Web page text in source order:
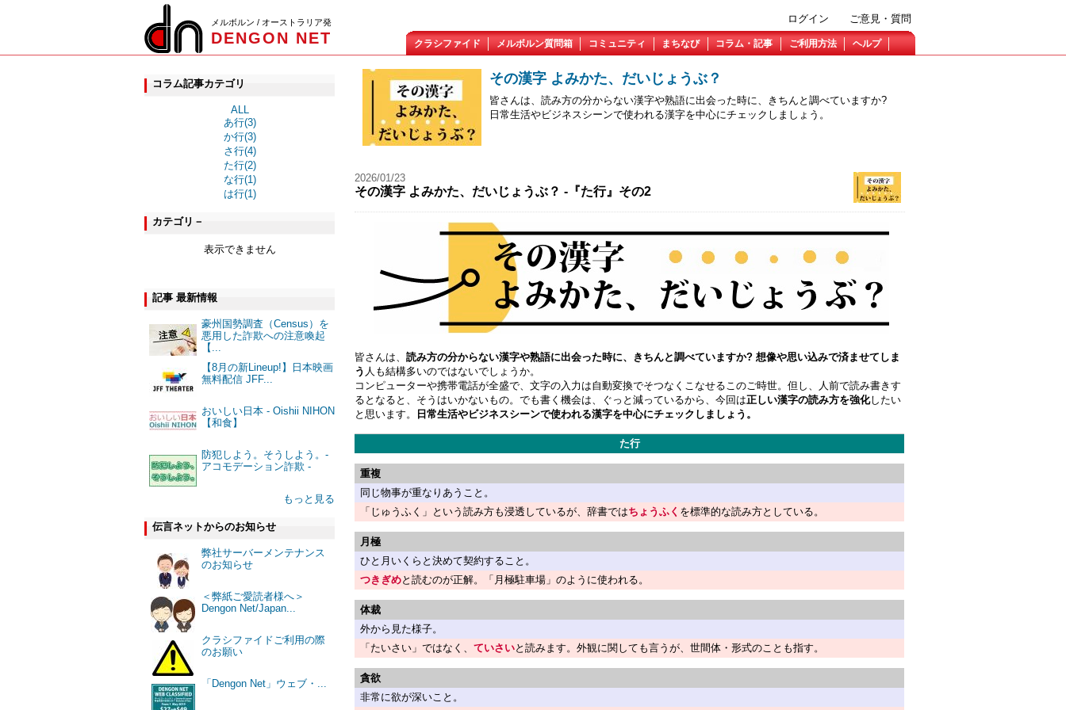
メルボルン / オーストラリア発
DENGON NET
ご意見・質問
ログイン
クラシファイド メルボルン質問箱 コミュニティ まちなび コラム・記事 ご利用方法 ヘルプ
コラム記事カテゴリ
ALL
あ行(3)
か行(3)
さ行(4)
た行(2)
な行(1)
は行(1)
カテゴリ－
表示できません
記事 最新情報
豪州国勢調査（Census）を
悪用した詐欺への注意喚起
【...
【8月の新Lineup!】日本映画
無料配信 JFF...
おいしい日本 - Oishii NIHON
【和食】
防犯しよう。そうしよう。-
アコモデーション詐欺 -
もっと見る
伝言ネットからのお知らせ
弊社サーバーメンテナンス
のお知らせ
＜弊紙ご愛読者様へ＞
Dengon Net/Japan...
クラシファイドご利用の際
のお願い
「Dengon Net」ウェブ・...
その漢字 よみかた、だいじょうぶ？
皆さんは、読み方の分からない漢字や熟語に出会った時に、きちんと調べていますか?
日常生活やビジネスシーンで使われる漢字を中心にチェックしましょう。
2026/01/23
その漢字 よみかた、だいじょうぶ？ -『た行』その2
皆さんは、 読み方の分からない漢字や熟語に出会った時に、きちんと調べていますか? 想像や思い込みで済ませてしま
う 人も結構多いのではないでしょうか。
コンピューターや携帯電話が全盛で、文字の入力は自動変換でそつなくこなせるこのご時世。但し、人前で読み書きす
るとなると、そうはいかないもの。でも書く機会は、ぐっと減っているから、今回は正しい漢字の読み方を強化したい
と思います。
日常生活やビジネスシーンで使われる漢字を中心にチェックしましょう。
た行
重複
同じ物事が重なりあうこと。
「じゅうふく」という読み方も浸透しているが、辞書ではちょうふく を標準的な読み方としている。
月極
ひと月いくらと決めて契約すること。
つきぎめと読むのが正解。「月極駐車場」のように使われる。
体裁
外から見た様子。
「たいさい」ではなく、 ていさいと読みます。外観に関しても言うが、世間体・形式のことも指す。
貪欲
非常に欲が深いこと。